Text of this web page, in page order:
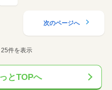
次のページへ
件を表示
とTOPへ